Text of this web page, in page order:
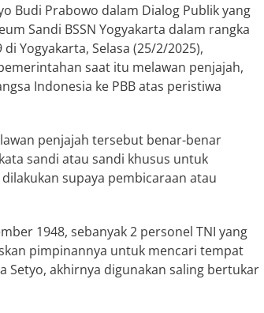
Budi Prabowo dalam Dialog Publik yang
Sandi BSSN Yogyakarta dalam rangka
Yogyakarta, Selasa (25/2/2025),
saat itu melawan penjajah,
Indonesia ke PBB atas peristiwa
penjajah tersebut benar-benar
sandi atau sandi khusus untuk
supaya pembicaraan atau
1948, sebanyak 2 personel TNI yang
pimpinannya untuk mencari tempat
Setyo, akhirnya digunakan saling bertukar